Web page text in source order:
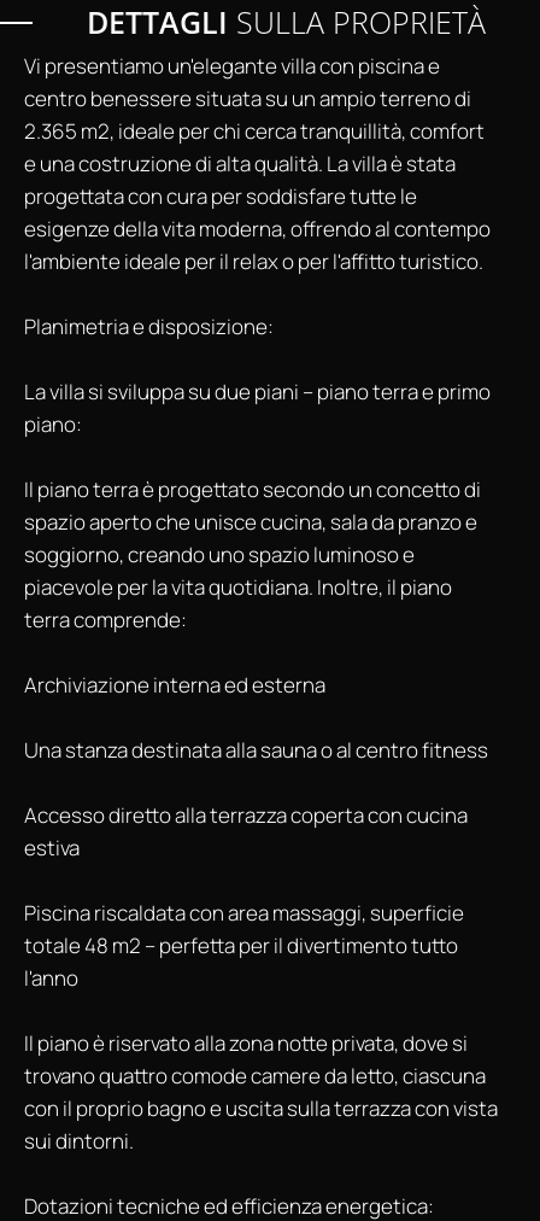
DETTAGLI SULLA PROPRIETÀ
Vi presentiamo un'elegante villa con piscina e
centro benessere situata su un ampio terreno di
2.365 m2, ideale per chi cerca tranquillità, comfort
e una costruzione di alta qualità. La villa è stata
progettata con cura per soddisfare tutte le
esigenze della vita moderna, offrendo al contempo
l'ambiente ideale per il relax o per l'affitto turistico.
Planimetria e disposizione:
La villa si sviluppa su due piani – piano terra e primo
piano:
Il piano terra è progettato secondo un concetto di
spazio aperto che unisce cucina, sala da pranzo e
soggiorno, creando uno spazio luminoso e
piacevole per la vita quotidiana. Inoltre, il piano
terra comprende:
Archiviazione interna ed esterna
Una stanza destinata alla sauna o al centro fitness
Accesso diretto alla terrazza coperta con cucina
estiva
Piscina riscaldata con area massaggi, superficie
totale 48 m2 – perfetta per il divertimento tutto
l'anno
Il piano è riservato alla zona notte privata, dove si
trovano quattro comode camere da letto, ciascuna
con il proprio bagno e uscita sulla terrazza con vista
sui dintorni.
Dotazioni tecniche ed efficienza energetica: